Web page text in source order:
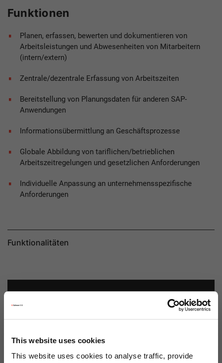
This website uses cookies
This website uses cookies to analyse traffic, provide
Funktionen
Planen, erfassen, bewerten und dokumentieren von
Arbeitsleistungen und Abwesenheiten von Mitarbeitern
(intern/extern)
Zentrale/dezentrale Erfassung von Arbeitszeiten
Bereitstellung von Planungsdaten für anderen SAP-
Anwendungen
Informationsübermittlung an Geschäftsprozesse
Globale Abbildung von tariflichen/betrieblichen
Arbeitszeitregelungen und gesetzlichen Anforderungen
Individuelle Anpassung an unternehmensspezifische
Anforderungen
Funktionalitäten
bewertet.